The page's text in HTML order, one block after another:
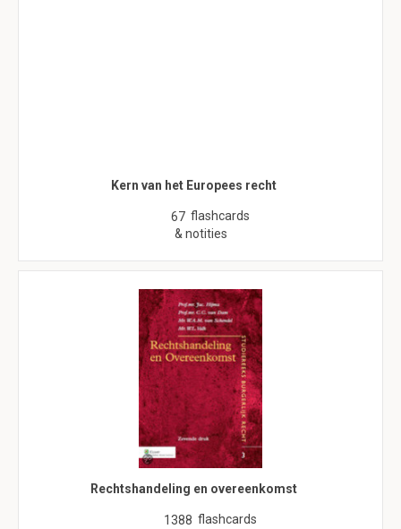
Kern van het Europees recht
67 flashcards
& notities
Rechtshandeling en overeenkomst
1388 flashcards